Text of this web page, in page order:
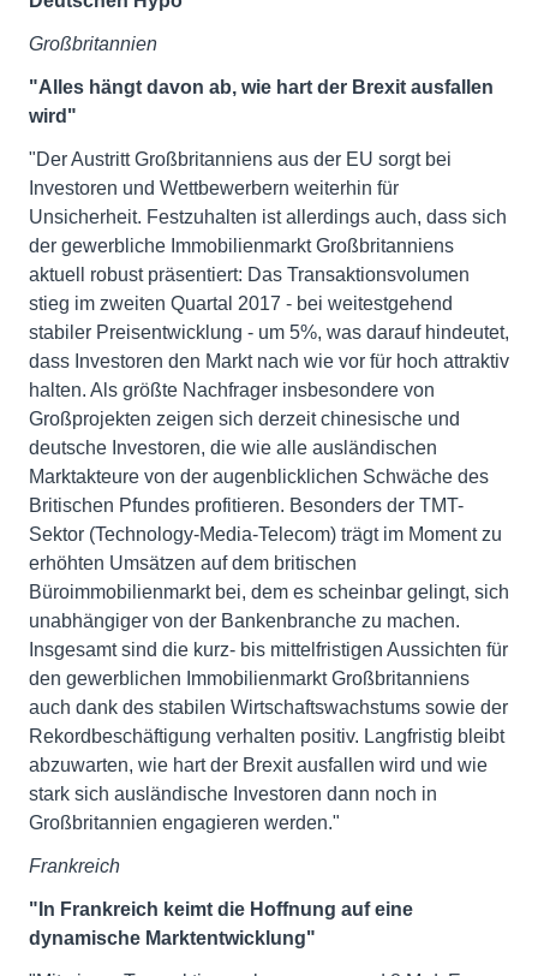
Großbritannien
"Alles hängt davon ab, wie hart der Brexit ausfallen
wird"
"Der Austritt Großbritanniens aus der EU sorgt bei
Investoren und Wettbewerbern weiterhin für
Unsicherheit. Festzuhalten ist allerdings auch, dass sich
der gewerbliche Immobilienmarkt Großbritanniens
aktuell robust präsentiert: Das Transaktionsvolumen
stieg im zweiten Quartal 2017 - bei weitestgehend
stabiler Preisentwicklung - um 5%, was darauf hindeutet,
dass Investoren den Markt nach wie vor für hoch attraktiv
halten. Als größte Nachfrager insbesondere von
Großprojekten zeigen sich derzeit chinesische und
deutsche Investoren, die wie alle ausländischen
Marktakteure von der augenblicklichen Schwäche des
Britischen Pfundes profitieren. Besonders der TMT-
Sektor (Technology-Media-Telecom) trägt im Moment zu
erhöhten Umsätzen auf dem britischen
Büroimmobilienmarkt bei, dem es scheinbar gelingt, sich
unabhängiger von der Bankenbranche zu machen.
Insgesamt sind die kurz- bis mittelfristigen Aussichten für
den gewerblichen Immobilienmarkt Großbritanniens
auch dank des stabilen Wirtschaftswachstums sowie der
Rekordbeschäftigung verhalten positiv. Langfristig bleibt
abzuwarten, wie hart der Brexit ausfallen wird und wie
stark sich ausländische Investoren dann noch in
Großbritannien engagieren werden."
Frankreich
"In Frankreich keimt die Hoffnung auf eine
dynamische Marktentwicklung"